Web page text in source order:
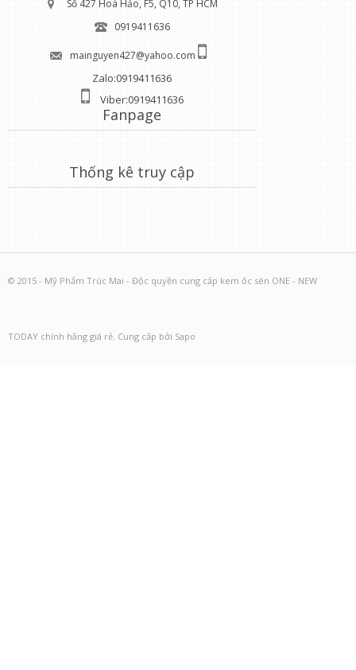
Số 427 Hoà Hảo, F5, Q10, TP HCM
0919411636
mainguyen427@yahoo.com
Zalo:0919411636
Viber:0919411636
Fanpage
Thống kê truy cập
© 2015 - Mỹ Phẩm Trúc Mai - Độc quyền cung cấp kem ốc sên ONE - NEW
TODAY chính hãng giá rẻ. Cung cấp bởi Sapo